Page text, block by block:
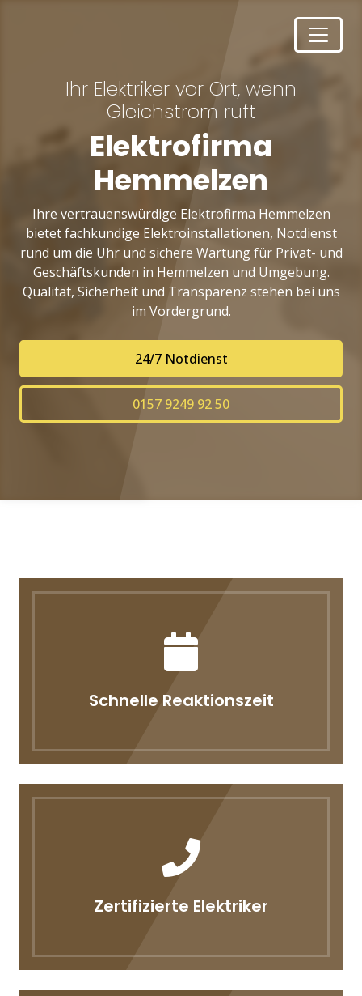
Ihr Elektriker vor Ort, wenn
Gleichstrom ruft
Elektrofirma
Hemmelzen
Ihre vertrauenswürdige Elektrofirma Hemmelzen
bietet fachkundige Elektroinstallationen, Notdienst
rund um die Uhr und sichere Wartung für Privat- und
Geschäftskunden in Hemmelzen und Umgebung.
Qualität, Sicherheit und Transparenz stehen bei uns
im Vordergrund.
24/7 Notdienst
0157 9249 92 50
Schnelle Reaktionszeit
Zertifizierte Elektriker